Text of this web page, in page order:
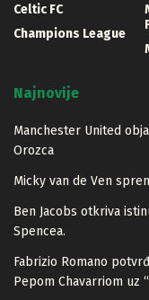
Celtic FC
Champions League
Najnovije
Manchester United
Orozca
Micky van de Ven
Ben Jacobs otkriva
Spencea.
Fabrizio Romano
Pepom Chavarriom uz